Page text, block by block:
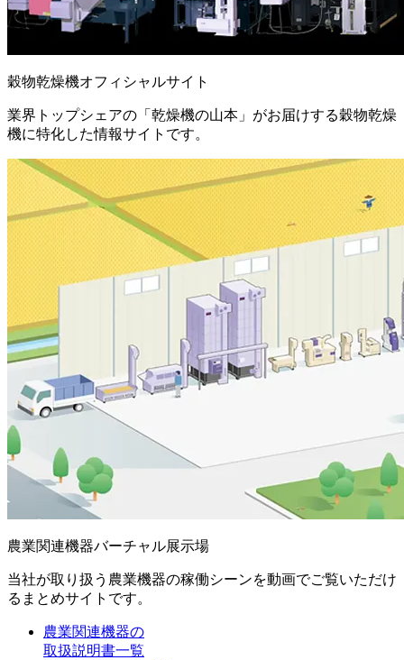
穀物乾燥機オフィシャルサイト
業界トップシェアの「乾燥機の山本」がお届けする穀物乾燥
機に特化した情報サイトです。
農業関連機器バーチャル展示場
当社が取り扱う農業機器の稼働シーンを動画でご覧いただけ
るまとめサイトです。
農業関連機器の
取扱説明書一覧